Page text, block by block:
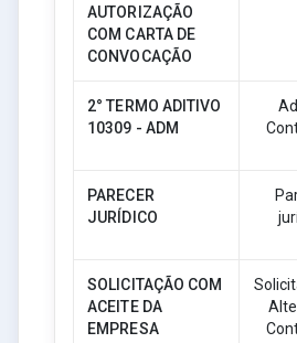
AUTORIZAÇÃO
COM CARTA DE
CONVOCAÇÃO
2° TERMO ADITIVO
10309 - ADM
PARECER
JURÍDICO
SOLICITAÇÃO COM
ACEITE DA
EMPRESA